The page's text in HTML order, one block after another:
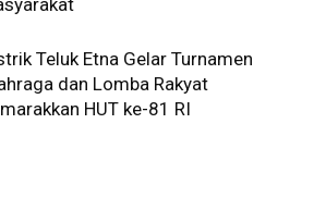
Teluk Etna Gelar Turnamen
dan Lomba Rakyat
HUT ke-81 RI